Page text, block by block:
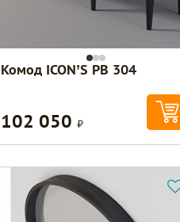
Комод ICON’S РВ 304
102 050 Р